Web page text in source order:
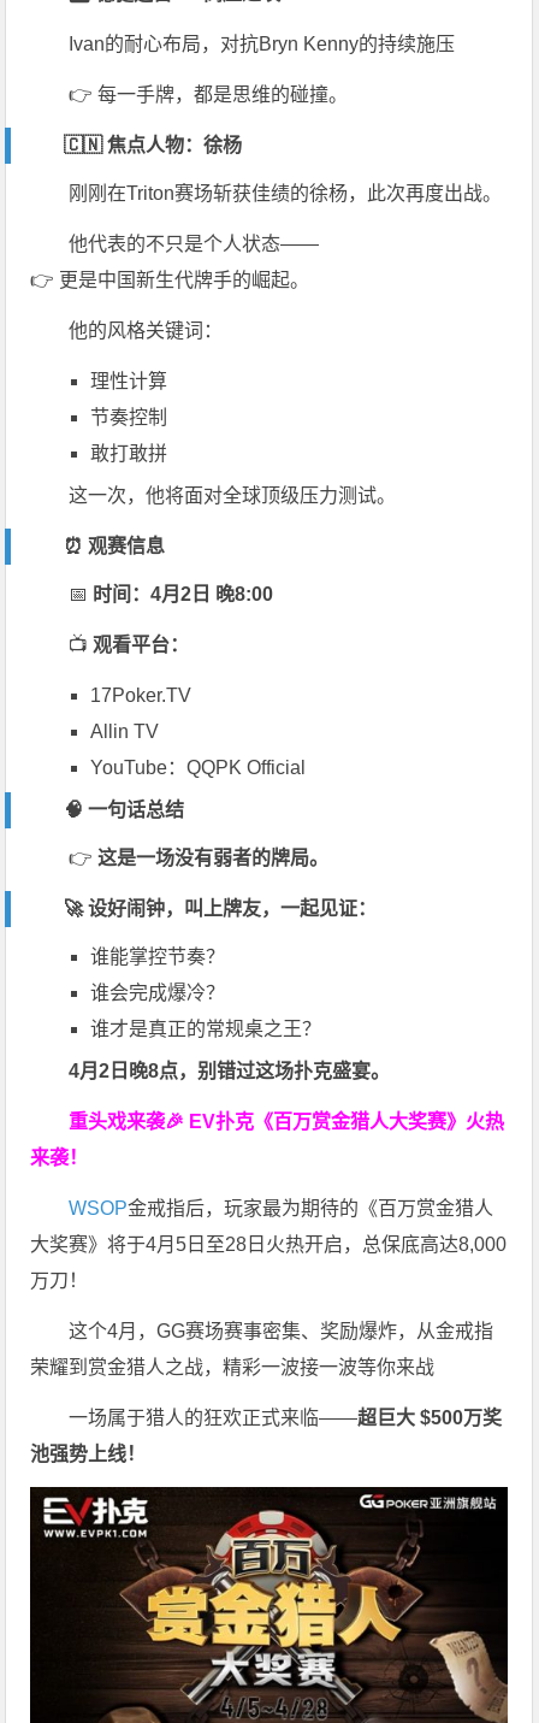
Ivan的耐心布局，对抗Bryn Kenny的持续施压
👉 每一手牌，都是思维的碰撞。
🇨🇳 焦点人物：徐杨
刚刚在Triton赛场斩获佳绩的徐杨，此次再度出战。
他代表的不只是个人状态——
👉 更是中国新生代牌手的崛起。
他的风格关键词：
理性计算
节奏控制
敢打敢拼
这一次，他将面对全球顶级压力测试。
⏰ 观赛信息
📅 时间：4月2日 晚8:00
📺观看平台：
17Poker.TV
Allin TV
YouTube：QQPK Official
🧠 一句话总结
👉这是一场没有弱者的牌局。
🚀 设好闹钟，叫上牌友，一起见证：
谁能掌控节奏？
谁会完成爆冷？
谁才是真正的常规桌之王？
4月2日晚8点，别错过这场扑克盛宴。
重头戏来袭🎉 EV扑克 《百万赏金猎人大奖赛》 火热
来袭！
WSOP金戒指后，玩家最为期待的《百万赏金猎人
大奖赛》将于4月5日至28日火热开启，总保底高达8,000
万刀！
这个4月，GG赛场赛事密集、奖励爆炸，从金戒指
荣耀到赏金猎人之战，精彩一波接一波等你来战
一场属于猎人的狂欢正式来临——超巨大 $500万奖
池强势上线！